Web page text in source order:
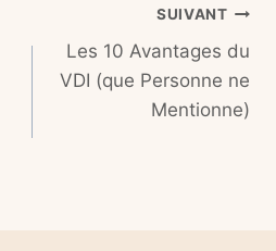
SUIVANT
Les 10 Avantages du
VDI (que Personne ne
Mentionne)